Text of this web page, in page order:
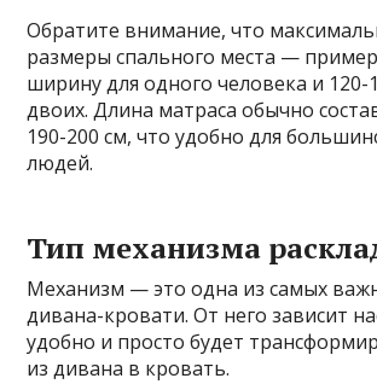
Обратите внимание, что
размеры спального места —
ширину для одного человека и 120-
двоих. Длина матраса обычно
190-200 см, что удобно для
людей.
Тип механизма
Механизм — это одна из самых
дивана-кровати. От него зависит
удобно и просто будет
из дивана в кровать.